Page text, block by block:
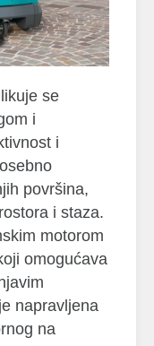
se
i
i
površina,
i staza.
motorom
omogućava
napravljena
na